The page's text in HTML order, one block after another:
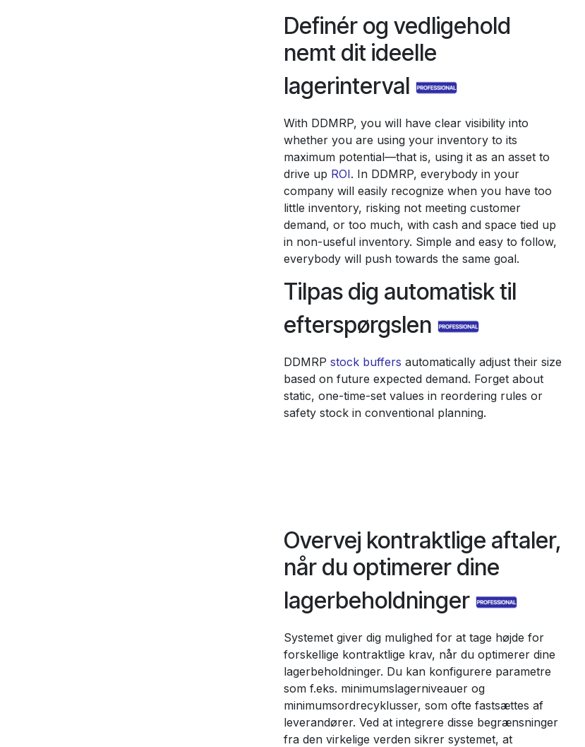
Definér og vedligehold
nemt dit ideelle
lagerinterval
With DDMRP, you will have clear visibility into
whether you are using your inventory to its
maximum potential—that is, using it as an asset to
drive up ROI. In DDMRP, everybody in your
company will easily recognize when you have too
little inventory, risking not meeting customer
demand, or too much, with cash and space tied up
in non-useful inventory. Simple and easy to follow,
everybody will push towards the same goal.
Tilpas dig automatisk til
efterspørgslen
DDMRP stock buffers automatically adjust their size
based on future expected demand. Forget about
static, one-time-set values in reordering rules or
safety stock in conventional planning.
Overvej kontraktlige aftaler,
når du optimerer dine
lagerbeholdninger
Systemet giver dig mulighed for at tage højde for
forskellige kontraktlige krav, når du optimerer dine
lagerbeholdninger. Du kan konfigurere parametre
som f.eks. minimumslagerniveauer og
minimumsordrecyklusser, som ofte fastsættes af
leverandører. Ved at integrere disse begrænsninger
fra den virkelige verden sikrer systemet, at